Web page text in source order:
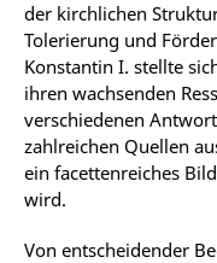
der kirchlichen
Tolerierung und
Konstantin I. stellte
ihren wachsenden
verschiedenen
zahlreichen Quellen
ein facettenreiches
wird.
Von entscheidender